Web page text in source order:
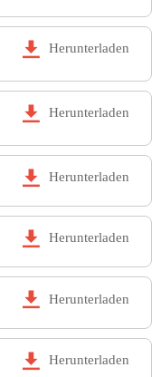
 Herunterladen
 Herunterladen
 Herunterladen
 Herunterladen
 Herunterladen
 Herunterladen